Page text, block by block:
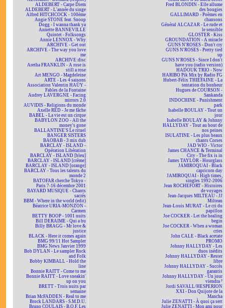
ALDEBERT - Carpe Diem
ALDEBERT - L'année du singe
Alfred HITCHCOCK - 100ème
Angie STONE feat. Snoop
Dogg - I wanna thank ya
Annette BANNEVILLE
Quintet - Folksongs
Annie LENNOX - Why
ARCHIVE - Get out
ARCHIVE - The way you love
me
ARCHIVE:disc
Aretha FRANKLIN - A rose is
still a rose
Art MENGO - Magdeleine
ARTE - Les 4 saisons
Association Valentin HAÜY -
Fables de la Fontaine
Audrey LAVERGNE - Facing
mirrors 2.0
AUVIDIS - Religions du monde
Axelle RED - Je me fâche
BABEL - La vie est un cirque
BABYLON ZOO - All the
money's gone
BALLANTINE'S Le rituel
BANGER SISTERS
BAOBAB - 3 mix dub
BARCLAY - ISLAND -
Opération Libération
BARCLAY - ISLAND [bleu]
BARCLAY - ISLAND [crème]
BARCLAY - ISLAND [orange]
BARCLAY - Tous les talents du
monde 2
BATOFAR cherche Tokyo -
Paris 7-16 décembre 2001
BAYARD MUSIQUE - Chants
sacrés
BBM - Where in the world (edit)
Béatrice URIA-MONZON -
Carmen
BETTY BOOP - 1001 nuits
Bill DERAIME - Qui a bu
Billy BRAGG - Mr love &
justice
BLACK - Here it comes again
BMG 99/11 Hot Sampler
BMG News Janvier 1999
Bob DYLAN - Le sampler Rock
and Folk
Bobby KIMBALL - Hold the
line
Bonnie RAITT - Come to me
Bonnie RAITT - Love sneakin'
up on you
BRETT - Trois nuits par
semaine
Brian McFADDEN - Real to me
Brock LANDARS - S.M.D.U.
Bruno COULAIS - B.O.F. Les
Fred BLONDIN - Elle allume
des bougies
GALLIMARD - Poèmes en
chansons
Général ALCAZAR - Le rude et
le sensible
GLOSTER - Kiss
GROUNDATION - A miracle
GUNS N'ROSES - Don't cry
GUNS N'ROSES - Pretty tied
up
GUNS N'ROSES - Since I don't
have you (radio version)
HADOUK TRIO - Now
HARIBO Pik Mix by Radio FG
Hubert-Félix THIÉFAINE - La
tentation du bonheur
Hugues de COURSON -
Sankanda
INDOCHINE - Punishment
park
Isabelle BOULAY - Tout un
jour
Isabelle BOULAY & Johnny
HALLYDAY - Tout au bout de
nos peines
ISULATINE - Les plus beaux
chants Corses
JAD WIO - Victor
James CHANCE & Terminal
City - The fix is in
James TAYLOR - Hourglass
JAMIROQUAI - Black
capricorn day
JAMIROQUAI - High times,
singles 1992-2006
Jean ROCHEFORT - Histoires
de voyages
Jean-Jacques MILTEAU - JJ
Milteau
Jean-Louis MURAT - Le cri du
papillon
Joe COCKER - Let the healing
begin
Joe COCKER - When a woman
cries
John CALE - Black acetate
PROMO
Johnny HALLYDAY - Les
duos inédits
Johnny HALLYDAY - Rester
libre
Johnny HALLYDAY - Succès
garantis
Johnny HALLYDAY - Un jour
viendra ²
Jordi SAVALL/HESPERION
XXI - Don Quijote de la
Mancha
Julie ZENATTI - À quoi ça sert
Julie ZENATTI - Mon ami pour